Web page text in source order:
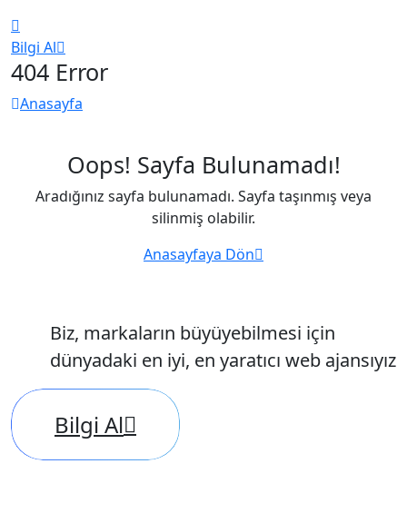
Bilgi Al
404 Error
Anasayfa
Oops! Sayfa Bulunamadı!
Aradığınız sayfa bulunamadı. Sayfa taşınmış veya
silinmiş olabilir.
Anasayfaya Dön
Biz, markaların büyüyebilmesi için
dünyadaki en iyi, en yaratıcı web ajansıyız
Bilgi Al